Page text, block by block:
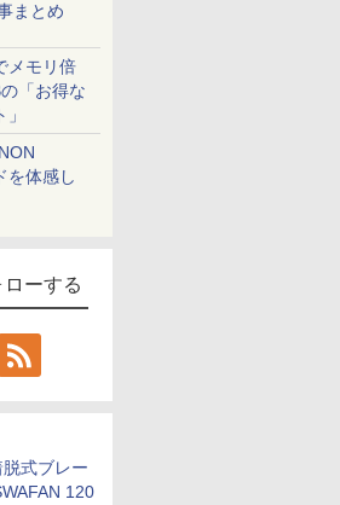
まとめ
メモリ倍
「お得な
を体感し
ーする
式ブレー
120